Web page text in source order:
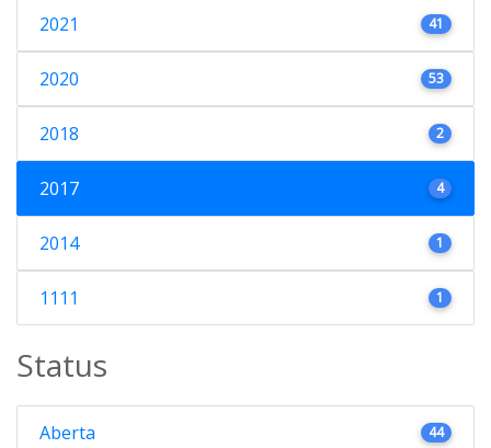
2021 41
2020 53
2018 2
2017 4
2014 1
1111 1
Status
Aberta 44